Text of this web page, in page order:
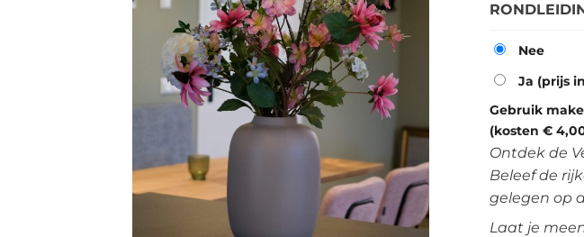
Nee
Ja (prijs
Gebruik
(kosten €
Ontdek de
Beleef de
gelegen op
Laat je